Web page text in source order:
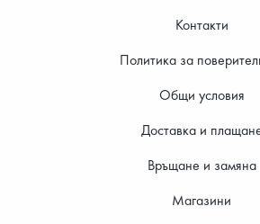
Контакти
Политика за
Общи условия
Доставка и
Връщане и замяна
Магазини